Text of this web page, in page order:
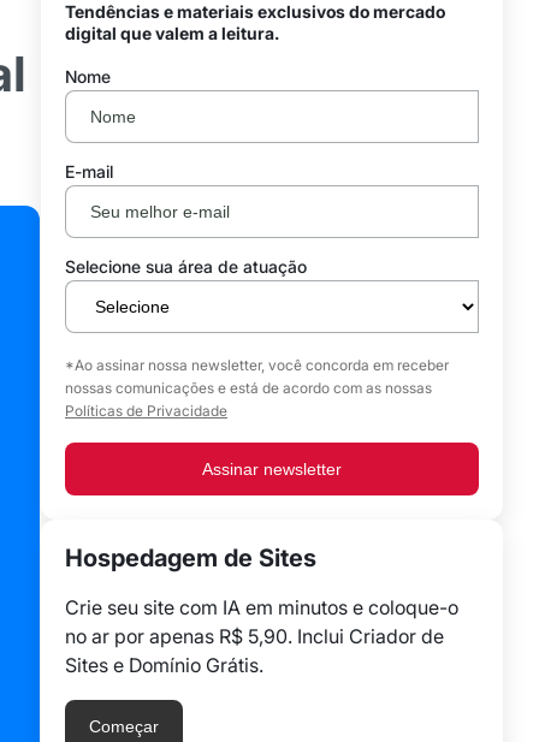
Tendências e materiais exclusivos do mercado
digital que valem a leitura.
Nome
E-mail
Selecione sua área de atuação
*Ao assinar nossa newsletter, você concorda em receber
nossas comunicações e está de acordo com as nossas
Políticas de Privacidade
Assinar newsletter
Hospedagem de Sites
Crie seu site com IA em minutos e coloque-o
no ar por apenas R$ 5,90. Inclui Criador de
Sites e Domínio Grátis.
Começar